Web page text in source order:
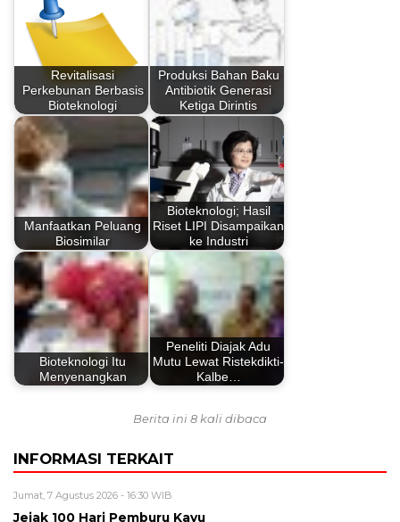
Revitalisasi
Perkebunan Berbasis
Bioteknologi
Produksi Bahan Baku
Antibiotik Generasi
Ketiga Dirintis
Manfaatkan Peluang
Biosimilar
Bioteknologi; Hasil
Riset LIPI Disampaikan
ke Industri
Bioteknologi Itu
Menyenangkan
Peneliti Diajak Adu
Mutu Lewat Ristekdikti-
Kalbe…
Berita ini 8 kali dibaca
INFORMASI TERKAIT
Jumat, 7 Agustus 2026 - 16:30 WIB
Jejak 100 Hari Pemburu Kayu